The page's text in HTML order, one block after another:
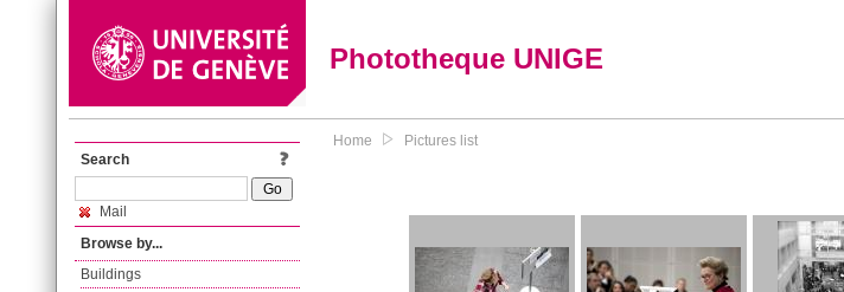
Phototheque UNIGE
Search
Mail
Browse by...
Buildings
Home Pictures list